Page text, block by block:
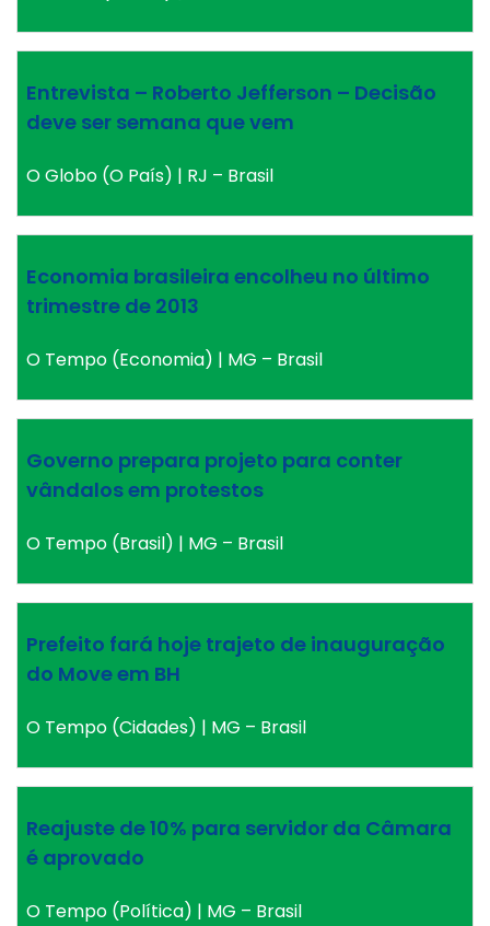
Entrevista – Roberto Jefferson – Decisão
deve ser semana que vem
O Globo (O País) | RJ – Brasil
Economia brasileira encolheu no último
trimestre de 2013
O Tempo (Economia) | MG – Brasil
Governo prepara projeto para conter
vândalos em protestos
O Tempo (Brasil) | MG – Brasil
Prefeito fará hoje trajeto de inauguração
do Move em BH
O Tempo (Cidades) | MG – Brasil
Reajuste de 10% para servidor da Câmara
é aprovado
O Tempo (Política) | MG – Brasil